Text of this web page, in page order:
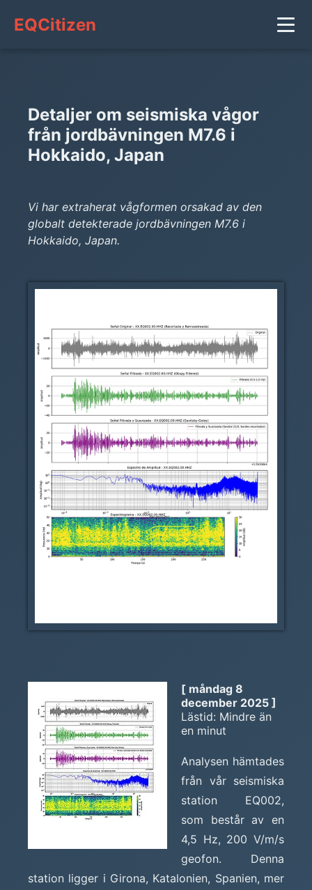
EQCitizen
Detaljer om seismiska vågor
från jordbävningen M7.6 i
Hokkaido, Japan
Vi har extraherat vågformen orsakad av den
globalt detekterade jordbävningen M7.6 i
Hokkaido, Japan.
[ måndag 8
december 2025 ]
Lästid: Mindre än
en minut
Analysen hämtades
från vår seismiska
station EQ002,
som består av en
4,5 Hz, 200 V/m/s
geofon. Denna
station ligger i Girona, Katalonien, Spanien, mer